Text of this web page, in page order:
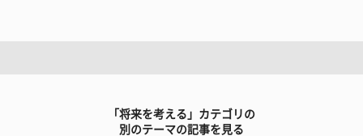
「将来を考える」カテゴリの
別のテーマの記事を見る